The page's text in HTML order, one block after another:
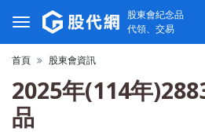
股東會紀念品
代領、交易
首頁 股東會資訊
2025年(114年
品